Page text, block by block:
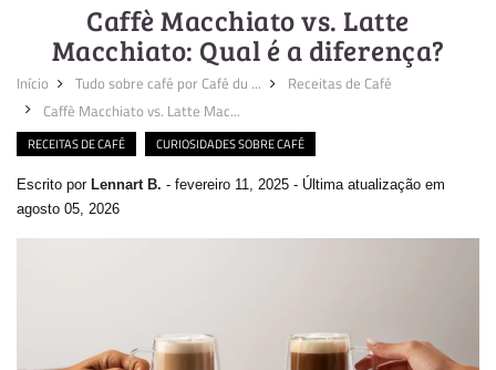
Caffè Macchiato vs. Latte
Macchiato: Qual é a diferença?
Início Tudo sobre café por Café du ...
Receitas de Café
Caffè Macchiato vs. Latte Mac...
RECEITAS DE CAFÉ CURIOSIDADES SOBRE CAFÉ
Escrito por Lennart B. - fevereiro 11, 2025 - Última atualização em
agosto 05, 2026